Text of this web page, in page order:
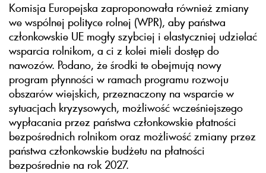
Komisja Europejska zaproponowała również zmiany
we wspólnej polityce rolnej (WPR), aby państwa
członkowskie UE mogły szybciej i elastyczniej udzielać
wsparcia rolnikom, a ci z kolei mieli dostęp do
nawozów. Podano, że środki te obejmują nowy
program płynności w ramach programu rozwoju
obszarów wiejskich, przeznaczony na wsparcie w
sytuacjach kryzysowych, możliwość wcześniejszego
wypłacania przez państwa członkowskie płatności
bezpośrednich rolnikom oraz możliwość zmiany przez
państwa członkowskie budżetu na płatności
bezpośrednie na rok 2027.